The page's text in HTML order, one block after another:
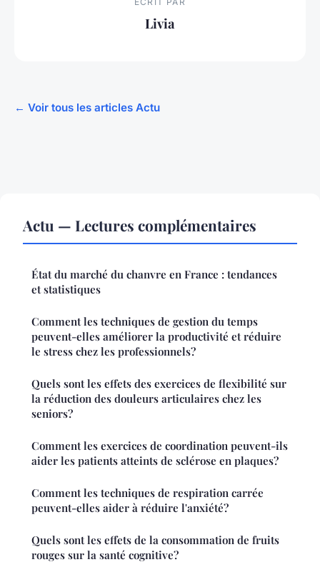
Livia
← Voir tous les articles Actu
Actu — Lectures complémentaires
État du marché du chanvre en France : tendances
et statistiques
Comment les techniques de gestion du temps
peuvent-elles améliorer la productivité et réduire
le stress chez les professionnels?
Quels sont les effets des exercices de flexibilité sur
la réduction des douleurs articulaires chez les
seniors?
Comment les exercices de coordination peuvent-ils
aider les patients atteints de sclérose en plaques?
Comment les techniques de respiration carrée
peuvent-elles aider à réduire l'anxiété?
Quels sont les effets de la consommation de fruits
rouges sur la santé cognitive?